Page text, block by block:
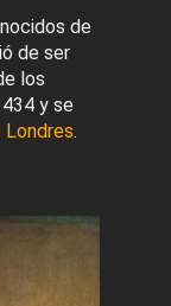
de
de ser
los
y se
Londres.